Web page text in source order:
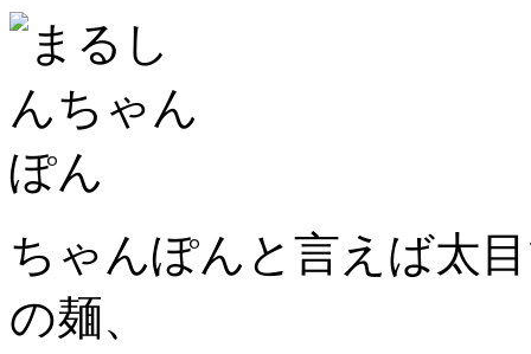
ちゃんぽんと言えば太
の麺、